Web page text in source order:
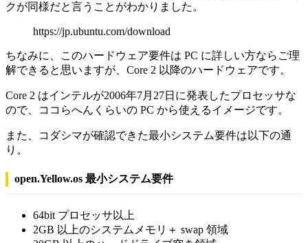
クが同様だと言うことがわかりました。
https://jp.ubuntu.com/download
ちなみに、このハードウェア要件は PC に詳しい方ならご理
解できると思いますが、Core 2 以降のハードウェアです。
Core 2 はインテルが2006年7月27日に発表したプロセッサな
ので、ココらへんくらいの PC から使えるイメージです。
また、コダシマが確認できた最小システム要件は以下の通
り。
open.Yellow.os 最小システム要件
64bit プロセッサ以上
2GB 以上のシステムメモリ＋ swap 領域